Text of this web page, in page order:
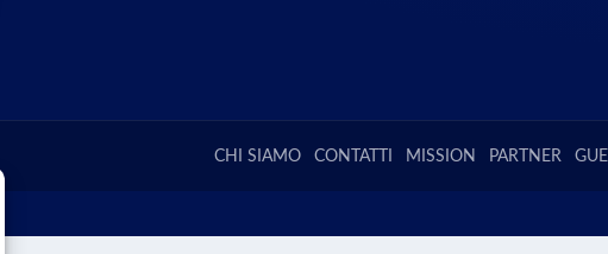
CHI SIAMO CONTATTI MISSION PARTNER